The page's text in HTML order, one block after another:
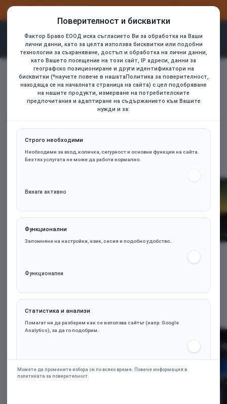
Поверителност и бисквитки
Фактор Браво ЕООД иска съгласието Ви за обработка на Ваши
лични данни, като за целта използва бисквитки или подобни
технологии за съхраняване, достъп и обработка на лични данни,
като Вашето посещение на този сайт, IP адреси, данни за
географско позициониране и други идентификатори на
бисквитки (*научете повече в нашатаПолитика за поверителност,
находяща се на началната страница на сайта) с цел подобряване
на нашите продукти, измерване на потребителските
предпочитания и адаптиране на съдържанието към Вашите
нужди и за:
Строго необходими
Необходими за вход, количка, сигурност и основни функции на сайта.
Без тях услугата не може да работи нормално.
Винаги активно
Функционални
Запомняне на настройки, език, сесия и подобно удобство.
Функционални
Статистика и анализи
Помагат ни да разберем как се използва сайтът (напр. Google
Analytics), за да го подобрим.
Можете да промените избора си по всяко време. Повече информация в
политиката за поверителност.
Factorbravo
ВХОД
АКТУАЛНИ